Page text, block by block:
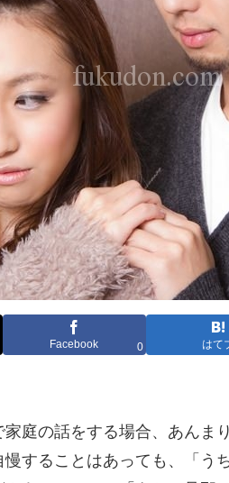
Facebook 0 はて
庭の話をする場合、あんま
することはあっても、「う